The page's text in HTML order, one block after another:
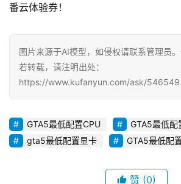
番云体验券！
图片来源于AI模型，如侵权请联系管理员
若转载，请注明出处：
https://www.kufanyun.com/ask/
GTA5最低配置CPU
GTA5最低配
gta5最低配置显卡
GTA5最低配
赞 (0)